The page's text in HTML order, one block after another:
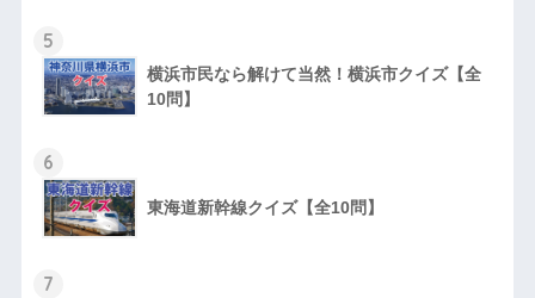
5
横浜市民なら解けて当然！横浜市クイズ【全
10問】
6
東海道新幹線クイズ【全10問】
7